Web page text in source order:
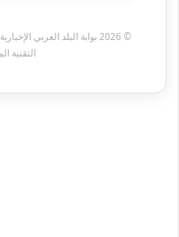
© 2026 بوابة البلد العربي
التقنية